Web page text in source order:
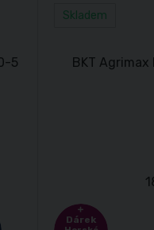
Skladem
Dárek